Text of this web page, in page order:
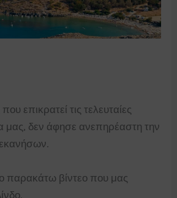
επικρατεί τις τελευταίες
μας, δεν άφησε ανεπηρέαστη την
παρακάτω βίντεο που μας